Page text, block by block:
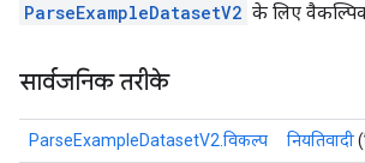
ParseExampleDatasetV2 के लिए
सार्वजनिक तरीके
ParseExampleDatasetV2.विकल्प नियतिवादी